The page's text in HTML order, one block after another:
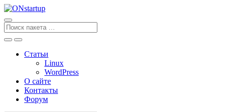
Перейти
к
содержанию
Поиск
для
Статьи
Linux
WordPress
О сайте
Контакты
Форум